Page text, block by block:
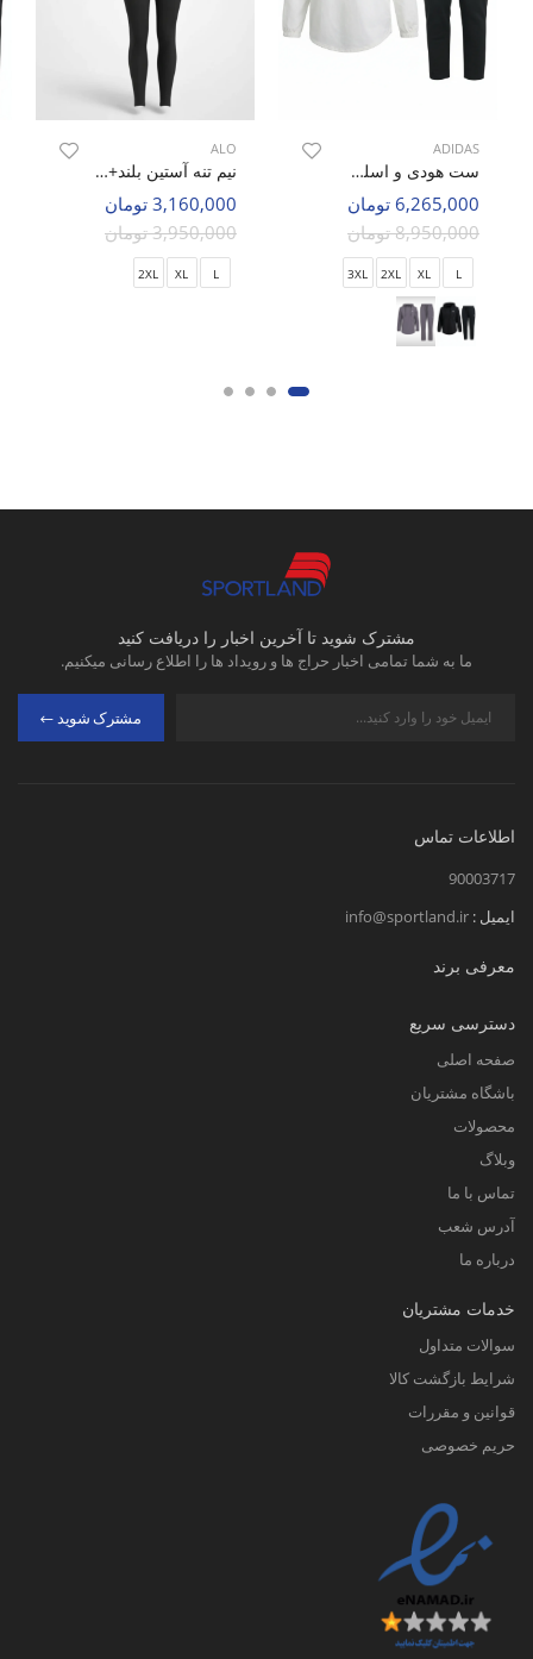
ADIDAS
ست هودی و اسلش ورزشی زنانه آدیداس Adidas Aero Flex Hoodie W
6,265,000 تومان
8,950,000 تومان
L
XL
2XL
3XL
ALO
نیم تنه آستین بلند+لگ ورزشی زنانه الو Alo Hyper Fit W
3,160,000 تومان
3,950,000 تومان
L
XL
2XL
مشترک شوید تا آخرین اخبار را دریافت کنید
ما به شما تمامی اخبار حراج ها و رویداد ها را اطلاع رسانی میکنیم.
مشترک شوید
اطلاعات تماس
90003717
ایمیل : info@sportland.ir
معرفی برند
دسترسی سریع
صفحه اصلی
باشگاه مشتریان
محصولات
وبلاگ
تماس با ما
آدرس شعب
درباره ما
خدمات مشتریان
سوالات متداول
شرایط بازگشت کالا
قوانین و مقررات
حریم خصوصی